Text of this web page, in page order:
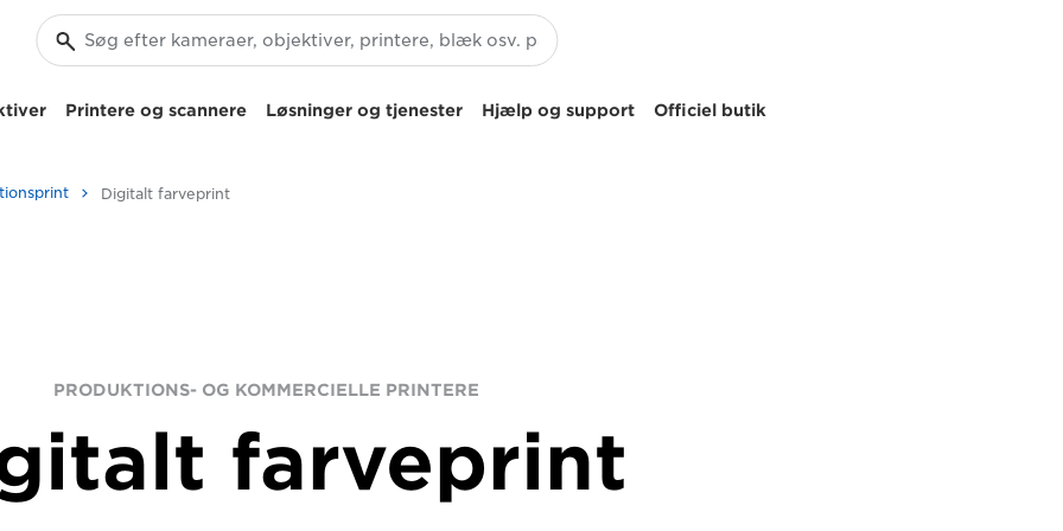
Printere og scannere Løsninger og tjenester Hjælp og support Officiel butik
Digitalt farveprint
PRODUKTIONS- OG KOMMERCIELLE PRINTERE
farveprint